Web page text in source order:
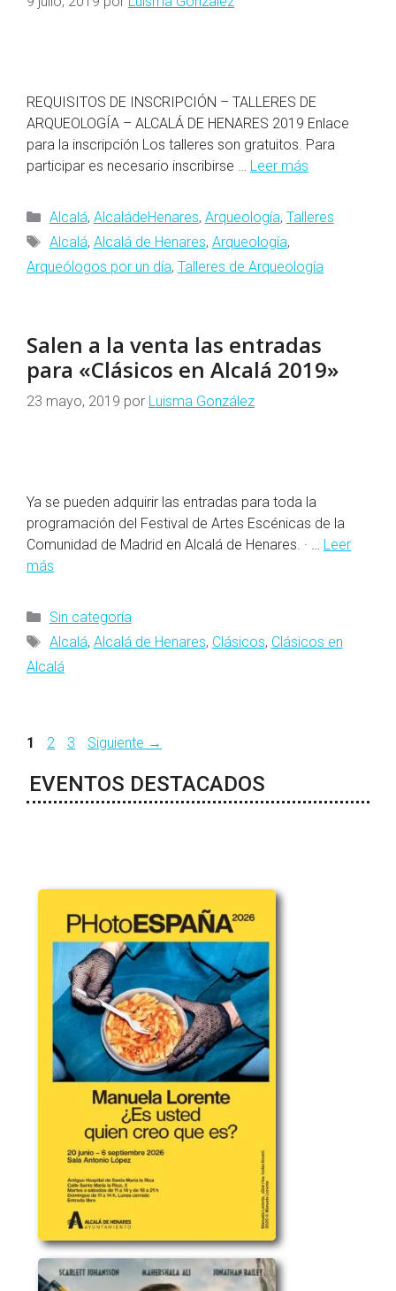
REQUISITOS DE INSCRIPCIÓN – TALLERES DE
ARQUEOLOGÍA – ALCALÁ DE HENARES 2019 Enlace
para la inscripción Los talleres son gratuitos. Para
participar es necesario inscribirse … Leer más
Categorías
Alcalá, AlcaládeHenares, Arqueología, Talleres
Etiquetas
Alcalá, Alcalá de Henares, Arqueología,
Arqueólogos por un día, Talleres de Arqueología
Salen a la venta las entradas
para «Clásicos en Alcalá 2019»
23 mayo, 2019 por Luisma González
Ya se pueden adquirir las entradas para toda la
programación del Festival de Artes Escénicas de la
Comunidad de Madrid en Alcalá de Henares. · … Leer
más
Categorías
Sin categoría
Etiquetas
Alcalá, Alcalá de Henares, Clásicos, Clásicos en
Alcalá
Página
1 Página
2 Página
3 Siguiente →
EVENTOS DESTACADOS